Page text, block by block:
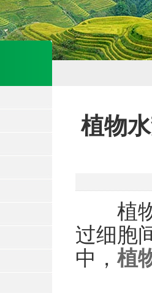
植物
植物
过细胞
中， 植